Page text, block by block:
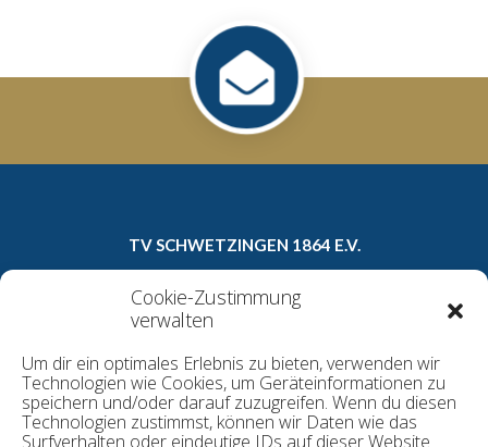
Cookie-Zustimmung
verwalten
Um dir ein optimales Erlebnis zu bieten, verwenden wir
Technologien wie Cookies, um Geräteinformationen zu
speichern und/oder darauf zuzugreifen. Wenn du diesen
Technologien zustimmst, können wir Daten wie das
Surfverhalten oder eindeutige IDs auf dieser Website
TV SCHWETZINGEN 1864 E.V.
Carl-Theodor-Straße 8a
68723 Schwetzingen
E-Mail:geschaeftsstelle@tv1864.de